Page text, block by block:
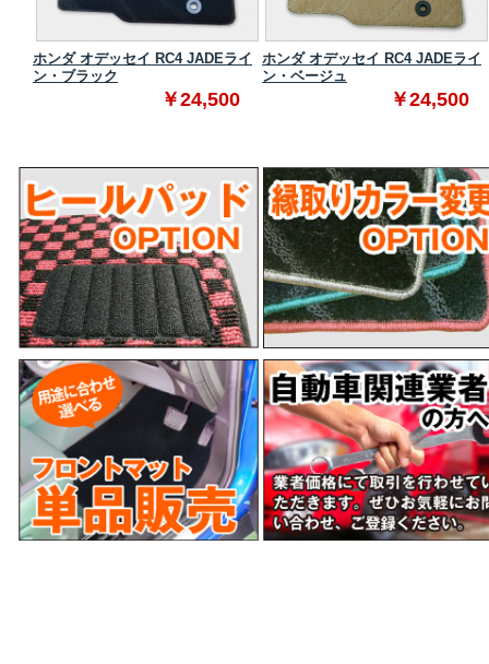
ホンダ オデッセイ RC4 JADEライ
ン・ブラック
￥24,500
ホンダ オデッセイ RC4 JADEライ
ン・ベージュ
￥24,500